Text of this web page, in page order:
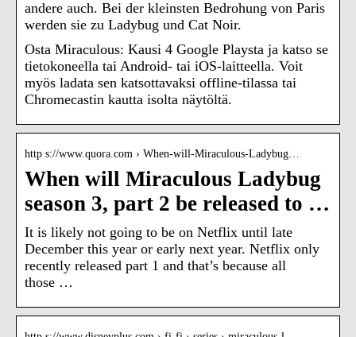
andere auch. Bei der kleinsten Bedrohung von Paris
werden sie zu Ladybug und Cat Noir.
Osta Miraculous: Kausi 4 Google Playsta ja katso se
tietokoneella tai Android- tai iOS-laitteella. Voit
myös ladata sen katsottavaksi offline-tilassa tai
Chromecastin kautta isolta näytöltä.
http s://www.quora.com › When-will-Miraculous-Ladybug…
When will Miraculous Ladybug
season 3, part 2 be released to …
It is likely not going to be on Netflix until late
December this year or early next year. Netflix only
recently released part 1 and that’s because all
those …